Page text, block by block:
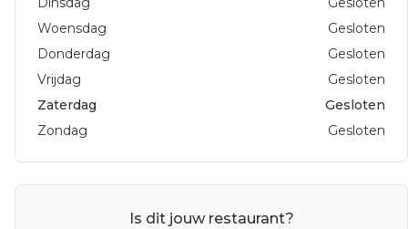
Woensdag
Gesloten
Donderdag
Gesloten
Vrijdag
Gesloten
Zaterdag
Gesloten
Zondag
Gesloten
Is dit jouw restaurant?